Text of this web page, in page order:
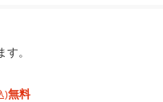
。
)無料